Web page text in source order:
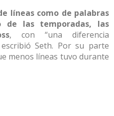
líneas como de palabras
de las temporadas, las
, con “una diferencia
Seth. Por su parte
menos líneas tuvo durante